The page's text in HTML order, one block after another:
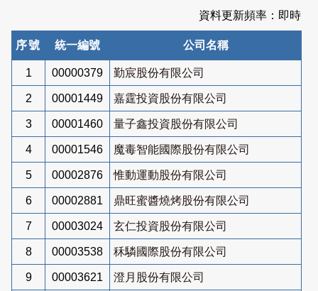
資料更新頻率：即時
序號 統一編號 公司名稱
1 00000379 勤宸股份有限公司
2 00001449 嘉霆投資股份有限公司
3 00001460 量子鑫投資股份有限公司
4 00001546 魔毒智能國際股份有限公司
5 00002876 惟動運動股份有限公司
6 00002881 鼎旺蜜醬燒烤股份有限公司
7 00003024 玄仁投資股份有限公司
8 00003538 秝驎國際股份有限公司
9 00003621 澄月股份有限公司